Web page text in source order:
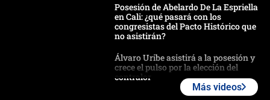
Posesión de Abelardo De La Espriella
en Cali: ¿qué pasará con los
congresistas del Pacto Histórico que
no asistirán?
Álvaro Uribe asistirá a la posesión y
crece el pulso por la elección del
contralor
Más videos